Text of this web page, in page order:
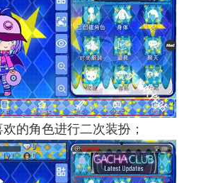
的角色进行二次装扮；